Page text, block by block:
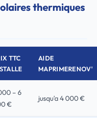
thermiques
TTC
AIDE
MAPRIMERENOV'
– 6
€
jusqu'a 4 000 €